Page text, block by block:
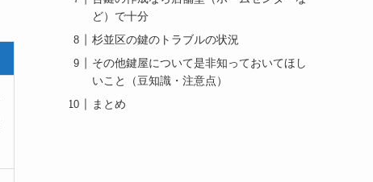
ど）で十分
杉並区の鍵のトラブルの状況
その他鍵屋について是非知っておいてほし
いこと（豆知識・注意点）
まとめ